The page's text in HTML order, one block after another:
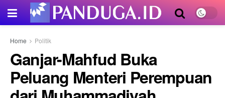
Home Politik
Ganjar-Mahfud Buka
Peluang Menteri Perempuan